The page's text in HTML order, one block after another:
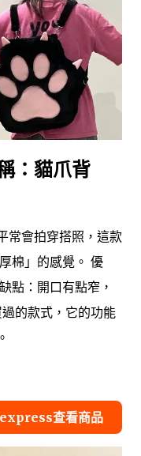
：貓爪背
常會拍穿搭照，這款
棉」的感覺。 優
點：開口有點窄，
的款式，它的功能
查看商品